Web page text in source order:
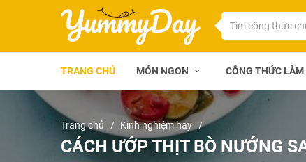
TRANG CHỦ MÓN NGON CÔNG THỨC LÀM
Trang chủ Kinh nghiệm hay
CÁCH ƯỚP THỊT BÒ NƯỚNG